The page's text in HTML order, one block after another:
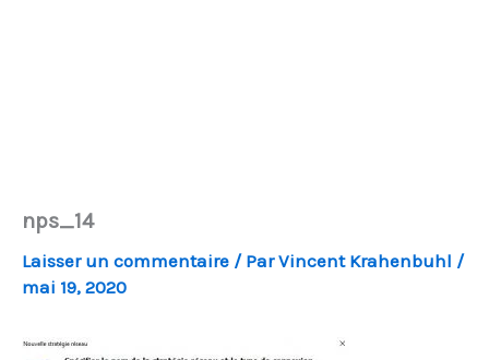
nps_14
Laisser un commentaire / ParVincent Krahenbuhl /
mai 19, 2020